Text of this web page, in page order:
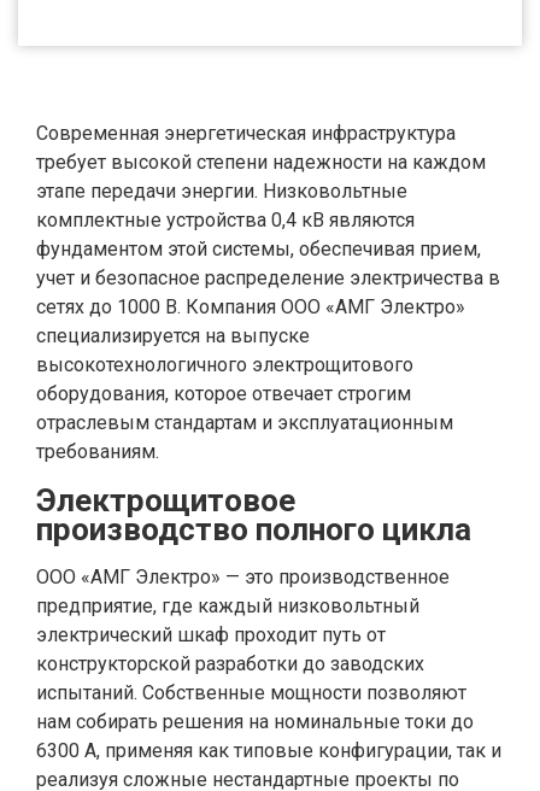
Современная энергетическая инфраструктура
требует высокой степени надежности на каждом
этапе передачи энергии. Низковольтные
комплектные устройства 0,4 кВ являются
фундаментом этой системы, обеспечивая прием,
учет и безопасное распределение электричества в
сетях до 1000 В. Компания ООО «АМГ Электро»
специализируется на выпуске
высокотехнологичного электрощитового
оборудования, которое отвечает строгим
отраслевым стандартам и эксплуатационным
требованиям.
Электрощитовое
производство полного цикла
ООО «АМГ Электро» — это производственное
предприятие, где каждый низковольтный
электрический шкаф проходит путь от
конструкторской разработки до заводских
испытаний. Собственные мощности позволяют
нам собирать решения на номинальные токи до
6300 А, применяя как типовые конфигурации, так и
реализуя сложные нестандартные проекты по